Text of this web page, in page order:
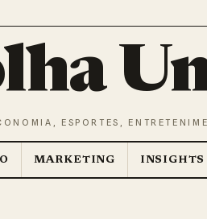
ESPORTES,
MARKETING INSIGHTS